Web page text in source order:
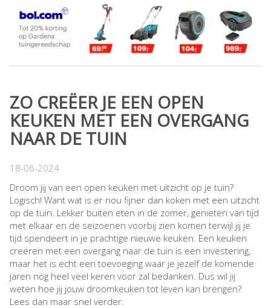
ZO CREËER JE EEN OPEN
KEUKEN MET EEN OVERGANG
NAAR DE TUIN
18-06-2024
Droom jij van een open keuken met uitzicht op je tuin?
Logisch! Want wat is er nou fijner dan koken met een uitzicht
op de tuin. Lekker buiten eten in de zomer, genieten van tijd
met elkaar en de seizoenen voorbij zien komen terwijl jij je
tijd spendeert in je prachtige nieuwe keuken. Een keuken
creëren met een overgang naar de tuin is een investering,
maar het is echt een toevoeging waar je jezelf de komende
jaren nog heel veel keren voor zal bedanken. Dus wil jij
weten hoe jij jouw droomkeuken tot leven kan brengen?
Lees dan maar snel verder.